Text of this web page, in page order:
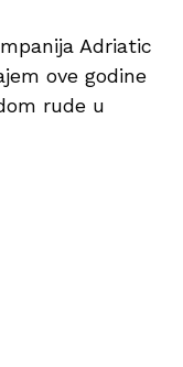
Adriatic
ove godine
rude u